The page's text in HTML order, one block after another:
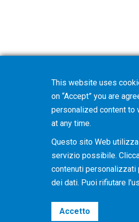
This website uses
on “Accept” you are
personalized content to
at any time.
Questo sito Web
servizio possibile.
contenuti personalizzati
dei dati. Puoi rifiutare
Accetto